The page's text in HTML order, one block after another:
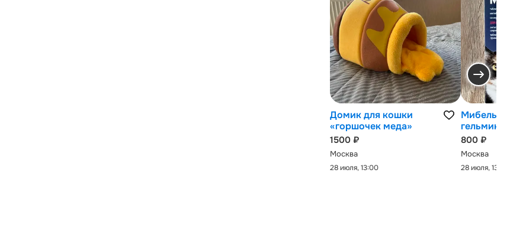
Домик для кошки
«горшочек меда»
1500 ₽
Москва
28 июля, 13:00
Мибельмакс
гельминтов
800 ₽
Москва
28 июля, 13:00